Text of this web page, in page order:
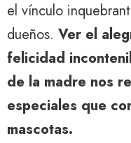
el vínculo
dueños. Ver el
felicidad
de la madre nos
especiales que
mascotas.